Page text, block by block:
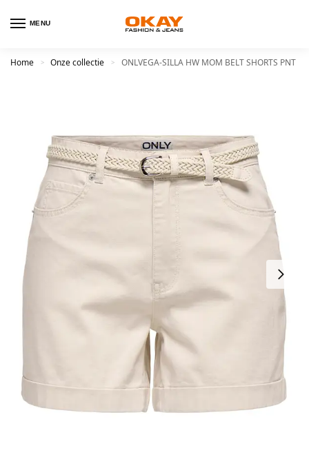
MENU
Home > Onze collectie > ONLVEGA-SILLA HW MOM BELT SHORTS PNT